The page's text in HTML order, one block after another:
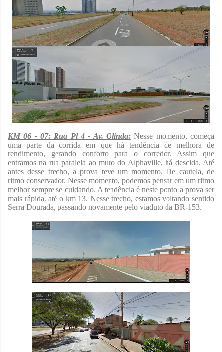
KM 06 - 07: Rua Pl 4 - Av. Olinda: Nesse momento, começa
uma parte da corrida em que há tendência de melhora de
rendimento, gerando conforto para o corredor. Assim que
entramos na rua paralela ao muro do Alphaville, há descida. Até
antes desse trecho, a prova teve um momento. De cautela, de
ritmo conservador. Nesse momento, podemos pensar em um ritmo
melhor sempre se cuidando. A tendência é neste ponto a prova ser
mais rápida, até o km 13. Nesse trecho, estamos voltando sentido
Serra Dourada, passando novamente pelo viaduto da BR-153.